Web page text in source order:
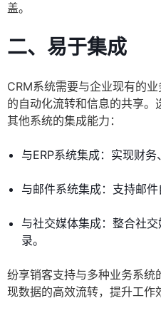
盖。
二、易于集成
CRM系统需要与企业现有的
的自动化流转和信息的共享。
其他系统的集成能力：
与ERP系统集成：实现财务
与邮件系统集成：支持邮件
与社交媒体集成：整合社
录。
纷享销客支持与多种业务系统
现数据的高效流转，提升工作